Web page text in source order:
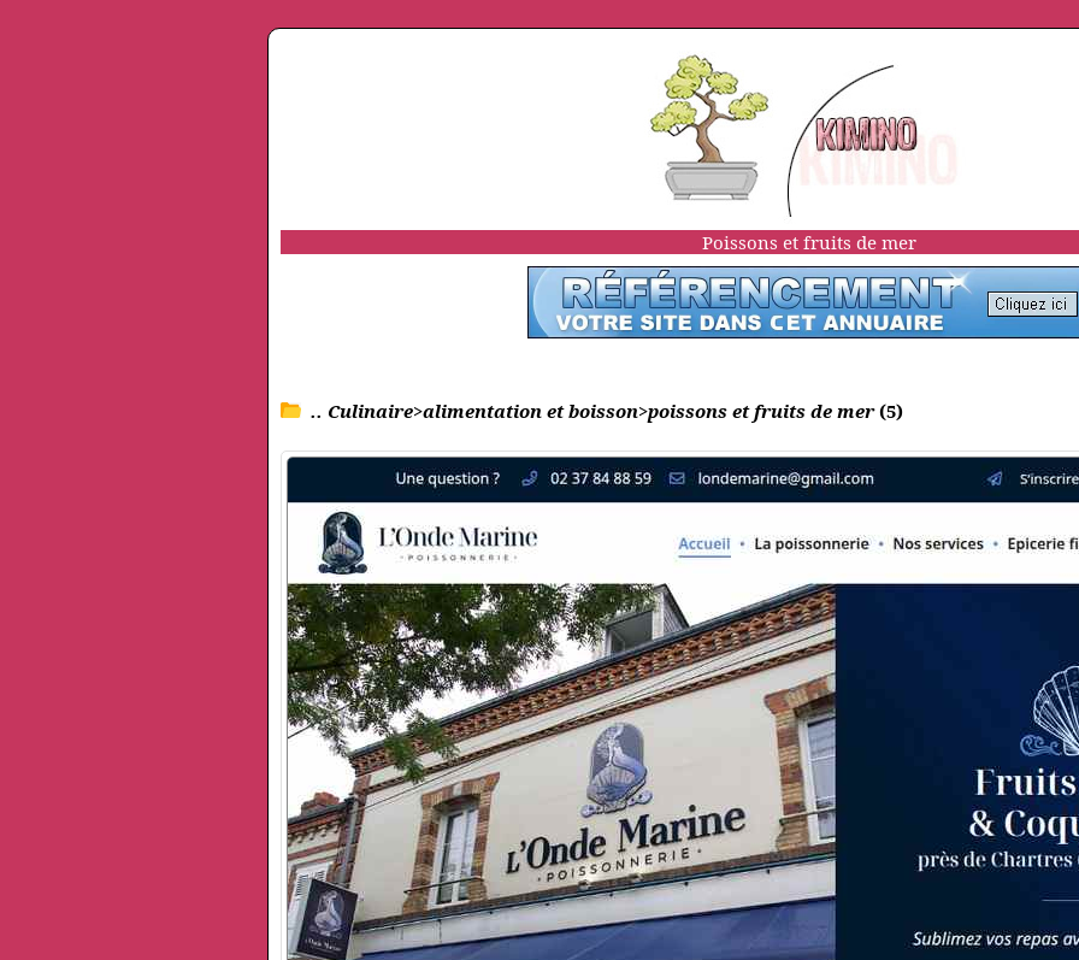
Poissons et fruits de mer
.. Culinaire>alimentation et boisson>poissons et fruits de mer(5)